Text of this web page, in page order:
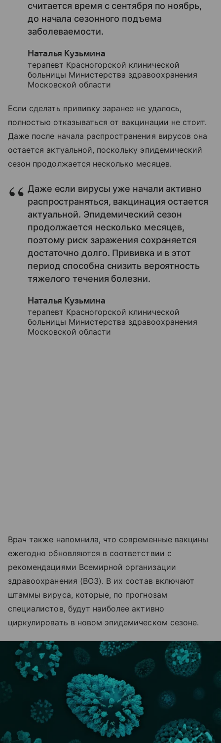
считается время с сентября по ноябрь,
до начала сезонного подъема
заболеваемости.
Наталья Кузьмина
терапевт Красногорской клинической
больницы Министерства здравоохранения
Московской области
Если сделать прививку заранее не удалось,
полностью отказываться от вакцинации не стоит.
Даже после начала распространения вирусов она
остается актуальной, поскольку эпидемический
сезон продолжается несколько месяцев.
Даже если вирусы уже начали активно
распространяться, вакцинация остается
актуальной. Эпидемический сезон
продолжается несколько месяцев,
поэтому риск заражения сохраняется
достаточно долго. Прививка и в этот
период способна снизить вероятность
тяжелого течения болезни.
Наталья Кузьмина
терапевт Красногорской клинической
больницы Министерства здравоохранения
Московской области
Врач также напомнила, что современные вакцины
ежегодно обновляются в соответствии с
рекомендациями Всемирной организации
здравоохранения (ВОЗ). В их состав включают
штаммы вируса, которые, по прогнозам
специалистов, будут наиболее активно
циркулировать в новом эпидемическом сезоне.